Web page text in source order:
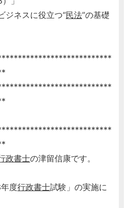
ジネスに役立つ“民法”の基礎
政書士の津留信康です。
度行政書士試験」の実施に